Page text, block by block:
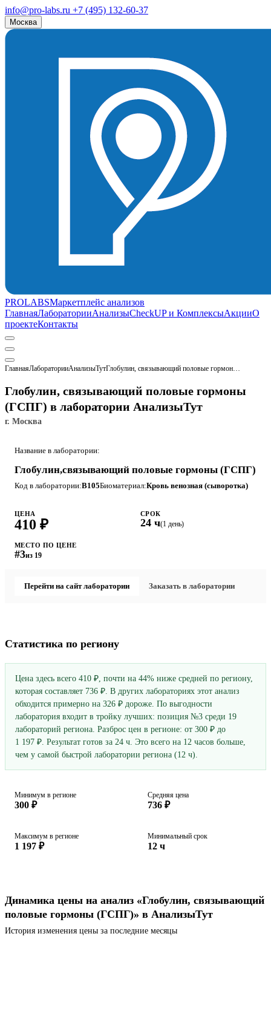
info@pro-labs.ru +7 (495) 132-60-37
Москва
PROLABSМаркетплейс анализов
ГлавнаяЛабораторииАнализыCheckUP и КомплексыАкцииО
проектеКонтакты
ГлавнаяЛабораторииАнализыТут Глобулин, связывающий половые гормоны (ГСПГ)
Глобулин, связывающий половые гормоны
(ГСПГ) в лаборатории АнализыТут
г. Москва
Название в лаборатории:
Глобулин,связывающий половые гормоны (ГСПГ)
Код в лаборатории:B105Биоматериал:Кровь венозная (сыворотка)
ЦЕНА
410 ₽
СРОК
24 ч(1 день)
МЕСТО ПО ЦЕНЕ
#3из 19
Перейти на сайт лаборатории Заказать в лаборатории
Статистика по региону
Цена здесь всего 410 ₽, почти на 44% ниже средней по региону,
которая составляет 736 ₽. В других лабораториях этот анализ
обходится примерно на 326 ₽ дороже. По выгодности
лаборатория входит в тройку лучших: позиция №3 среди 19
лабораторий региона. Разброс цен в регионе: от 300 ₽ до
1 197 ₽. Результат готов за 24 ч. Это всего на 12 часов больше,
чем у самой быстрой лаборатории региона (12 ч).
Минимум в регионе
300 ₽
Средняя цена
736 ₽
Максимум в регионе
1 197 ₽
Минимальный срок
12 ч
Динамика цены на анализ «Глобулин, связывающий
половые гормоны (ГСПГ)» в АнализыТут
История изменения цены за последние месяцы